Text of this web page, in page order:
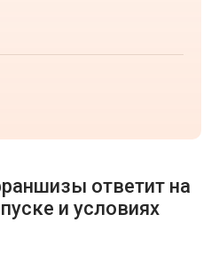
ответит на
и условиях